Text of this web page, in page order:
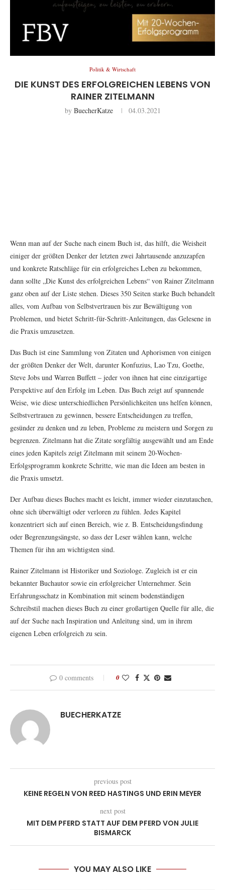
Politik & Wirtschaft
DIE KUNST DES ERFOLGREICHEN LEBENS VON
RAINER ZITELMANN
by BuecherKatze 04.03.2021
Wenn man auf der Suche nach einem Buch ist, das hilft, die Weisheit
einiger der größten Denker der letzten zwei Jahrtausende anzuzapfen
und konkrete Ratschläge für ein erfolgreiches Leben zu bekommen,
dann sollte „Die Kunst des erfolgreichen Lebens“ von Rainer Zitelmann
ganz oben auf der Liste stehen. Dieses 350 Seiten starke Buch behandelt
alles, vom Aufbau von Selbstvertrauen bis zur Bewältigung von
Problemen, und bietet Schritt-für-Schritt-Anleitungen, das Gelesene in
die Praxis umzusetzen.
Das Buch ist eine Sammlung von Zitaten und Aphorismen von einigen
der größten Denker der Welt, darunter Konfuzius, Lao Tzu, Goethe,
Steve Jobs und Warren Buffett – jeder von ihnen hat eine einzigartige
Perspektive auf den Erfolg im Leben. Das Buch zeigt auf spannende
Weise, wie diese unterschiedlichen Persönlichkeiten uns helfen können,
Selbstvertrauen zu gewinnen, bessere Entscheidungen zu treffen,
gesünder zu denken und zu leben, Probleme zu meistern und Sorgen zu
begrenzen. Zitelmann hat die Zitate sorgfältig ausgewählt und am Ende
eines jeden Kapitels zeigt Zitelmann mit seinem 20-Wochen-
Erfolgsprogramm konkrete Schritte, wie man die Ideen am besten in
die Praxis umsetzt.
Der Aufbau dieses Buches macht es leicht, immer wieder einzutauchen,
ohne sich überwältigt oder verloren zu fühlen. Jedes Kapitel
konzentriert sich auf einen Bereich, wie z. B. Entscheidungsfindung
oder Begrenzungsängste, so dass der Leser wählen kann, welche
Themen für ihn am wichtigsten sind.
Rainer Zitelmann ist Historiker und Soziologe. Zugleich ist er ein
bekannter Buchautor sowie ein erfolgreicher Unternehmer. Sein
Erfahrungsschatz in Kombination mit seinem bodenständigen
Schreibstil machen dieses Buch zu einer großartigen Quelle für alle, die
auf der Suche nach Inspiration und Anleitung sind, um in ihrem
eigenen Leben erfolgreich zu sein.
0 comments 0
BUECHERKATZE
previous post
KEINE REGELN VON REED HASTINGS UND ERIN MEYER
next post
MIT DEM PFERD STATT AUF DEM PFERD VON JULIE
BISMARCK
YOU MAY ALSO LIKE